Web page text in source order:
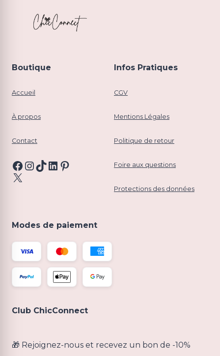
Boutique
Accueil
À propos
Contact
Facebook
Instagram
TikTok
LinkedIn
Pinterest
X
Infos Pratiques
CGV
Mentions Légales
Politique de retour
Foire aux questions
Protections des données
Modes de paiement
Club ChicConnect
🎁 Rejoignez-nous et recevez un bon de -10%